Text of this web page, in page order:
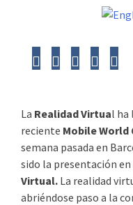
La Realidad Virtual ha
reciente Mobile World
semana pasada en
sido la presentación en
Virtual. La realidad
abriéndose paso a la